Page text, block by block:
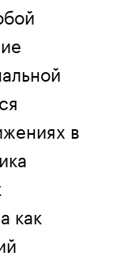
в
как